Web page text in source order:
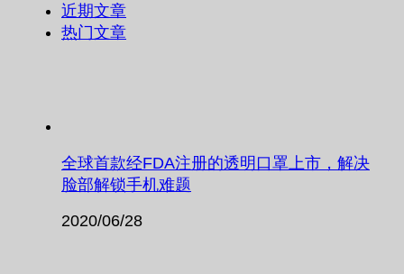
近期文章
热门文章
全球首款经FDA注册的透明口罩上市，解决
脸部解锁手机难题
2020/06/28